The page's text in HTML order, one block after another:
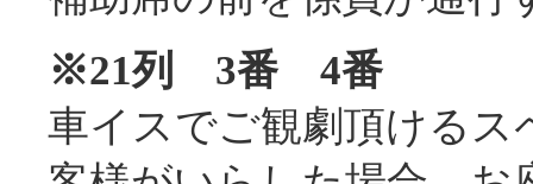
※21列 3番 4番
車イスでご観劇頂けるス